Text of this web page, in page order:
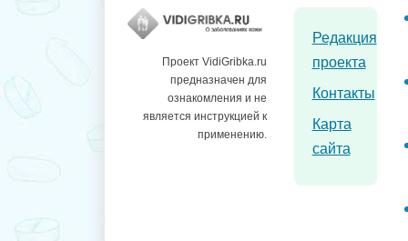
Проект VidiGribka.ru
предназначен для
ознакомления и не
является инструкцией к
применению.
Редакция
проекта
Контакты
Карта
сайта